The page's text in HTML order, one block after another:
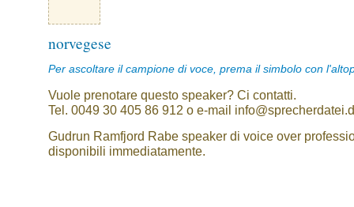
norvegese
Per ascoltare il campione di voce, prema il simbolo con
Vuole prenotare questo speaker? Ci contatti.
Tel. 0049 30 405 86 912 o e-mail
Gudrun Ramfjord Rabe speaker di voice over
disponibili immediatamente.